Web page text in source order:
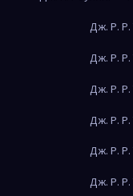
Дж. Р. Р.
Дж. Р. Р.
Дж. Р. Р.
Дж. Р. Р.
Дж. Р. Р.
Дж. Р. Р.